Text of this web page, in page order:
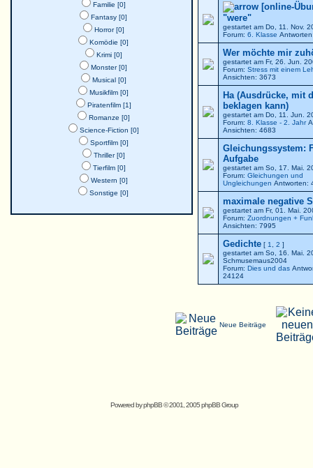
Familie [0]
Fantasy [0]
Horror [0]
Komödie [0]
Krimi [0]
Monster [0]
Musical [0]
Musikfilm [0]
Piratenfilm [1]
Romanze [0]
Science-Fiction [0]
Sportfilm [0]
Thriller [0]
Tierfilm [0]
Western [0]
Sonstige [0]
[online-
"were"
gestartet am Do, 11. Nov.
Forum: 6. Klasse
Wer möchte mir
gestartet am Fr, 26. Jun.
Forum: Stress mit einem
Ansichten: 3673
Ha (Ausdrücke, mit
beklagen kann)
gestartet am Do, 11. Jun.
Forum: 8. Klasse - 2. Jahr
Ansichten: 4683
Gleichungssystem:
Aufgabe
gestartet am So, 17. Mai.
Forum: Gleichungen und
Ungleichungen Antworten:
maximale negative
gestartet am Fr, 01. Mai.
Forum: Zuordnungen +
Ansichten: 7995
Gedichte [ 1 2 ]
gestartet am So, 16. Mai.
Schmusemaus2004
Forum: Dies und das
24124
Neue Beiträge
Powered byphpBB© 2001, 2005 phpBB Group